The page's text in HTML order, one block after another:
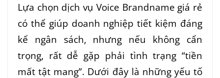
Lựa chọn dịch vụ Voice Brandname giá rẻ
có thể giúp doanh nghiệp tiết kiệm đáng
kể ngân sách, nhưng nếu không cẩn
trọng, rất dễ gặp phải tình trạng “tiền
mất tật mang”. Dưới đây là những yếu tố